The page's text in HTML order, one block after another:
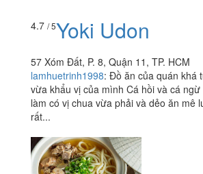
4.7 / 5Yoki Udon
57 Xóm Đất, P. 8, Quận 11, TP. HCM
lamhuetrinh1998: Đồ ăn của quán khá
vừa khẩu vị của mình Cá hồi và cá
làm có vị chua vừa phải và dẻo ăn mê
rất...